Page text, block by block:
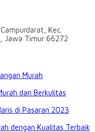
Kec.
Jawa Timur 66272
Murah
dan Berkulitas
di Pasaran 2023
dengan Kualitas Terbaik